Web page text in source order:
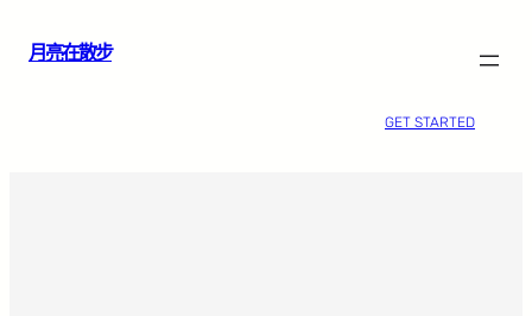
月亮在散步
GET STARTED